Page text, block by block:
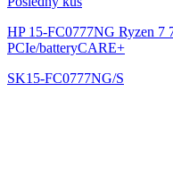
HP 15-FC0777NG Ryzen 7
PCIe/batteryCARE+
SK15-FC0777NG/S